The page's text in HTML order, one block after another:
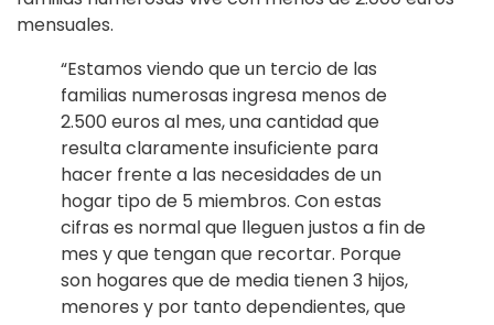
mensuales.
“Estamos viendo que un tercio de las
familias numerosas ingresa menos de
2.500 euros al mes, una cantidad que
resulta claramente insuficiente para
hacer frente a las necesidades de un
hogar tipo de 5 miembros. Con estas
cifras es normal que lleguen justos a fin de
mes y que tengan que recortar. Porque
son hogares que de media tienen 3 hijos,
menores y por tanto dependientes, que